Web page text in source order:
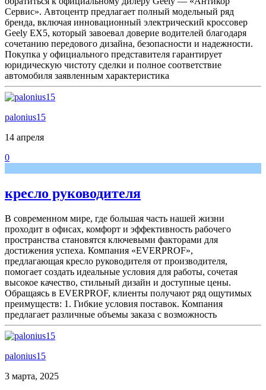
Сервис». Автоцентр предлагает полный модельный ряд
бренда, включая инновационный электрический кроссовер
Geely EX5, который завоевал доверие водителей благодаря
сочетанию передового дизайна, безопасности и надежности.
Покупка у официального представителя гарантирует
юридическую чистоту сделки и полное соответствие
автомобиля заявленным характеристика
palonius15
14 апреля
0
кресло руководителя
В современном мире, где большая часть нашей жизни
проходит в офисах, комфорт и эффективность рабочего
пространства становятся ключевыми факторами для
достижения успеха. Компания «EVERPROF»,
предлагающая кресло руководителя от производителя,
помогает создать идеальные условия для работы, сочетая
высокое качество, стильный дизайн и доступные цены.
Обращаясь в EVERPROF, клиенты получают ряд ощутимых
преимуществ: 1. Гибкие условия поставок. Компания
предлагает различные объемы заказа с возможность
palonius15
3 марта, 2025